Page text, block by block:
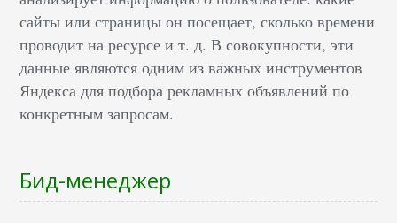
сайты или страницы он посещает, сколько времени
проводит на ресурсе и т. д. В совокупности, эти
данные являются одним из важных инструментов
Яндекса для подбора рекламных объявлений по
конкретным запросам.
Бид-менеджер